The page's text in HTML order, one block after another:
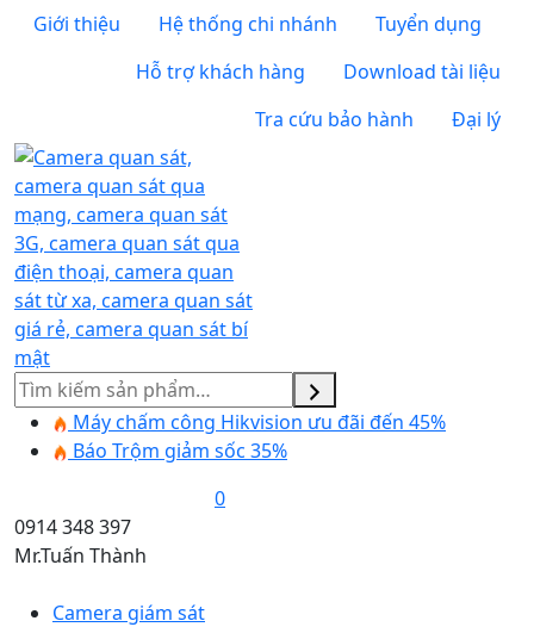
Giới thiệu Hệ thống chi nhánh
Tuyển dụng
Hỗ trợ khách hàng
Download tài liệu
Tra cứu bảo hành
Đại lý
Tìm
kiếm
Máy chấm công Hikvision ưu đãi đến 45%
Báo Trộm giảm sốc 35%
0
0914 348 397
Mr.Tuấn Thành
Camera giám sát